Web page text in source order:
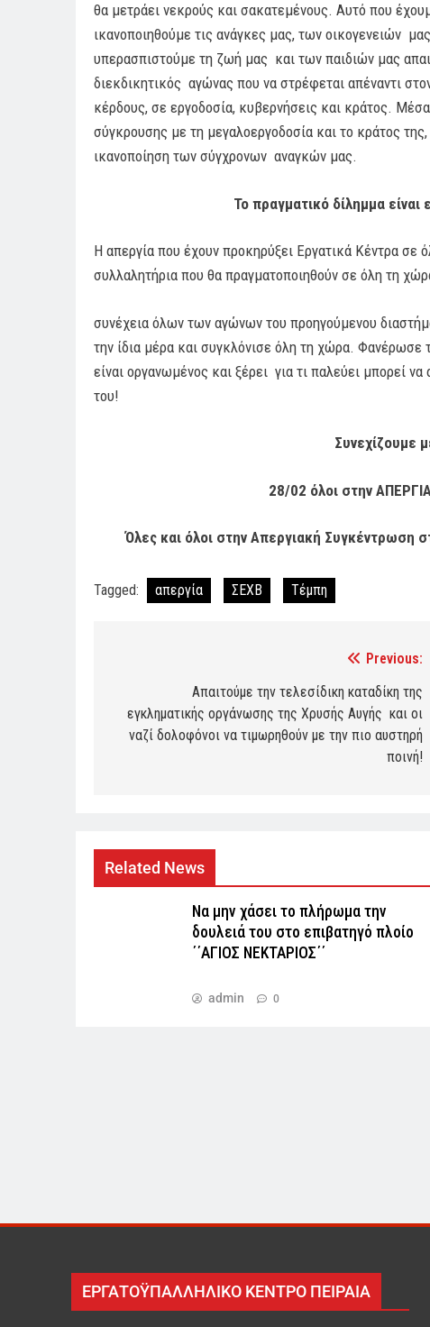
θα μετράει νεκρούς και σακατεμένους. Αυτό που
ικανοποιηθούμε τις ανάγκες μας, των οικογενειών
υπερασπιστούμε τη ζωή μας και των παιδιών μας
διεκδικητικός αγώνας που να στρέφεται απέναντι
κέρδους, σε εργοδοσία, κυβερνήσεις και κράτος.
σύγκρουσης με τη μεγαλοεργοδοσία και το κράτος
ικανοποίηση των σύγχρονων αναγκών μας.
Το πραγματικό δίλημμα
Η απεργία που έχουν προκηρύξει Εργατικά Κέντρα
συλλαλητήρια που θα πραγματοποιηθούν σε όλη τη
συνέχεια όλων των αγώνων του προηγούμενου
την ίδια μέρα και συγκλόνισε όλη τη χώρα. Φανέρωσε
είναι οργανωμένος και ξέρει για τι παλεύει μπορεί
του!
Συνεχίζουμε
28/02 όλοι στην
Όλες και όλοι στην Απεργιακή Συγκέντρωση
Tagged: απεργία ΣΕΧΒ Τέμπη
navigation
Previous:
Απαιτούμε την τελεσίδικη καταδίκη της
εγκληματικής οργάνωσης της Χρυσής Αυγής και οι
ναζί δολοφόνοι να τιμωρηθούν με την πιο αυστηρή
ποινή!
Related News
Να μην χάσει το πλήρωμα την
δουλειά του στο επιβατηγό πλοίο
΄΄ΑΓΙΟΣ ΝΕΚΤΑΡΙΟΣ΄΄
admin 0
ΕΡΓΑΤΟΫΠΑΛΛΗΛΙΚΟ ΚΕΝΤΡΟ ΠΕΙΡΑΙΑ